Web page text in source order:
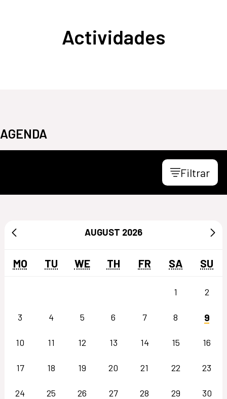
Actividades
AGENDA
Filtrar
AUGUST 2026
MO TU WE TH FR SA SU
1 2
3 4 5 6 7 8 9
10 11 12 13 14 15 16
17 18 19 20 21 22 23
24 25 26 27 28 29 30